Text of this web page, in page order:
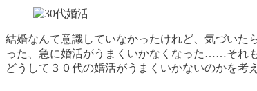
結婚なんて意識していなかったけれど、気づい
った、急に婚活がうまくいかなくなった……それ
どうして３０代の婚活がうまくいかないのかを考